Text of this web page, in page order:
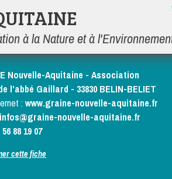
à la Nature et à
Nouvelle-Aquitaine - Association
l'abbé Gaillard - 33830 BELIN-BELIET
:www.graine-nouvelle-aquitaine.fr
infos@graine-nouvelle-aquitaine.fr
56 88 19 07
cette fiche